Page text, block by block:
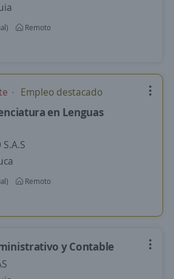
Remoto
Empleo destacado
en Lenguas
S.A.S
Remoto
y Contable